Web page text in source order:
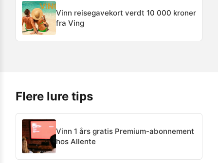
Vinn reisegavekort verdt 10 000 kroner
fra Ving
Flere lure tips
Vinn 1 års gratis Premium-abonnement
hos Allente